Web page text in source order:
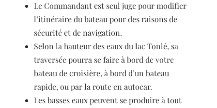
Le Commandant est seul juge pour modifier
l’itinéraire du bateau pour des raisons de
sécurité et de navigation.
Selon la hauteur des eaux du lac Tonlé, sa
traversée pourra se faire à bord de votre
bateau de croisière, à bord d’un bateau
rapide, ou par la route en autocar.
Les basses eaux peuvent se produire à tout